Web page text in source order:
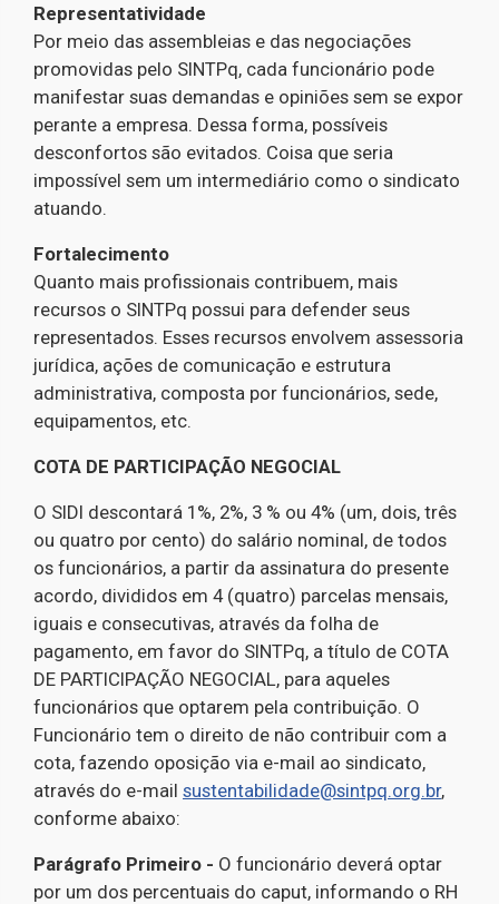
Representatividade
Por meio das assembleias e das negociações
promovidas pelo SINTPq, cada funcionário pode
manifestar suas demandas e opiniões sem se expor
perante a empresa. Dessa forma, possíveis
desconfortos são evitados. Coisa que seria
impossível sem um intermediário como o sindicato
atuando.
Fortalecimento
Quanto mais profissionais contribuem, mais
recursos o SINTPq possui para defender seus
representados. Esses recursos envolvem assessoria
jurídica, ações de comunicação e estrutura
administrativa, composta por funcionários, sede,
equipamentos, etc.
COTA DE PARTICIPAÇÃO NEGOCIAL
O SIDI descontará 1%, 2%, 3 % ou 4% (um, dois, três
ou quatro por cento) do salário nominal, de todos
os funcionários, a partir da assinatura do presente
acordo, divididos em 4 (quatro) parcelas mensais,
iguais e consecutivas, através da folha de
pagamento, em favor do SINTPq, a título de COTA
DE PARTICIPAÇÃO NEGOCIAL, para aqueles
funcionários que optarem pela contribuição. O
Funcionário tem o direito de não contribuir com a
cota, fazendo oposição via e-mail ao sindicato,
através do e-mail sustentabilidade@sintpq.org.br,
conforme abaixo:
Parágrafo Primeiro - O funcionário deverá optar
por um dos percentuais do caput, informando o RH